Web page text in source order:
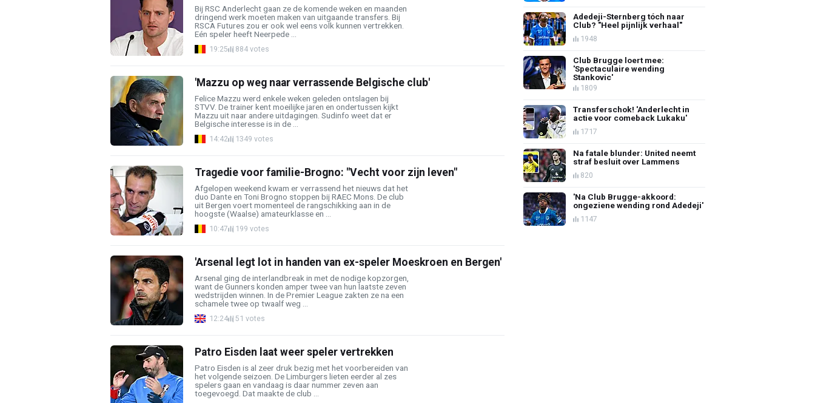
Bij RSC Anderlecht gaan ze de komende weken en maanden
dringend werk moeten maken van uitgaande transfers. Bij
RSCA Futures zou er ook wel eens volk kunnen vertrekken.
Eén speler heeft Neerpede ...
19:25 884 votes
'Mazzu op weg naar verrassende Belgische club'
Felice Mazzu werd enkele weken geleden ontslagen bij
STVV. De trainer kent moeilijke jaren en ondertussen kijkt
Mazzu uit naar andere uitdagingen. Sudinfo weet dat er
Belgische interesse is in de ...
14:42 1349 votes
Tragedie voor familie-Brogno: "Vecht voor zijn leven"
Afgelopen weekend kwam er verrassend het nieuws dat het
duo Dante en Toni Brogno stoppen bij RAEC Mons. De club
uit Bergen voert momenteel de rangschikking aan in de
hoogste (Waalse) amateurklasse en ...
10:47 199 votes
'Arsenal legt lot in handen van ex-speler Moeskroen en Bergen'
Arsenal ging de interlandbreak in met de nodige kopzorgen,
want de Gunners konden amper twee van hun laatste zeven
wedstrijden winnen. In de Premier League zakten ze na een
schamele twee op twaalf weg ...
12:24 51 votes
Patro Eisden laat weer speler vertrekken
Patro Eisden is al zeer druk bezig met het voorbereiden van
het volgende seizoen. De Limburgers lieten eerder al zes
spelers gaan en vandaag is daar nummer zeven aan
toegevoegd. Dat maakte de club ...
Adedeji-Sternberg tóch naar
Club? "Heel pijnlijk verhaal"
1948
Club Brugge loert mee:
'Spectaculaire wending
Stankovic'
1809
Transferschok! 'Anderlecht in
actie voor comeback Lukaku'
1717
Na fatale blunder: United neemt
straf besluit over Lammens
820
'Na Club Brugge-akkoord:
ongeziene wending rond Adedeji'
1147